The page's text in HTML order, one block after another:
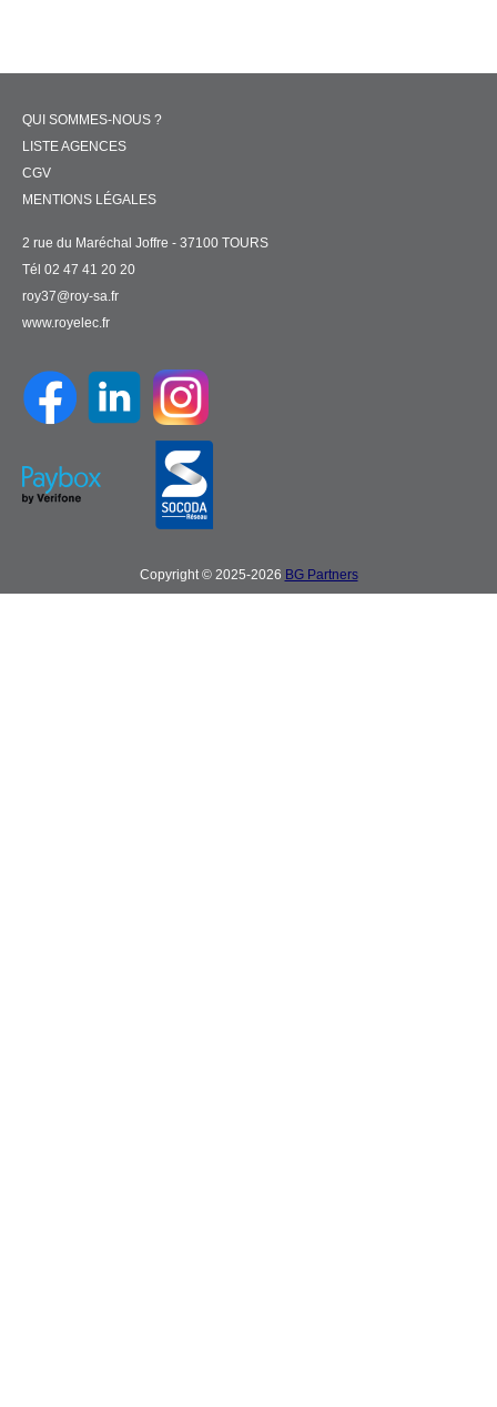
QUI SOMMES-NOUS ?
LISTE AGENCES
CGV
MENTIONS LÉGALES
2 rue du Maréchal Joffre - 37100 TOURS
Tél 02 47 41 20 20
roy37@roy-sa.fr
www.royelec.fr
Copyright © 2025-2026 BG Partners